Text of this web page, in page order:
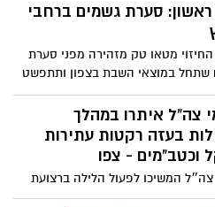
שב"כ ואמ"ן, תוואי מנהרת
ראשון: סערת גשמים ברחבי
מטאו טק מזהירה מפני סערת
שתחל במוצאי השבת בצפון ותתפשט
הלילה לאזורים רבים ברחבי הארץ.
לכמויות משקעים גדולות ורוחות
צה"ל איתרו במהלך
בעזה רקטות עתירות
וכטב"מים - צפו
צה״ל המשיכו לפעול הלילה ברצועת
קרב של צה"ל תקפו מטרות טרור